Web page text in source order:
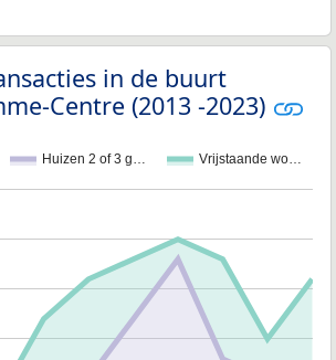
in de buurt
Centre (2013 -2023)
Huizen 2 of 3 g… Vrijstaande wo…